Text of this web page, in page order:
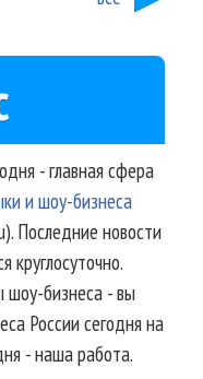
- главная сфера
и шоу-бизнеса
Последние новости
круглосуточно.
шоу-бизнеса - вы
России сегодня на
- наша работа.